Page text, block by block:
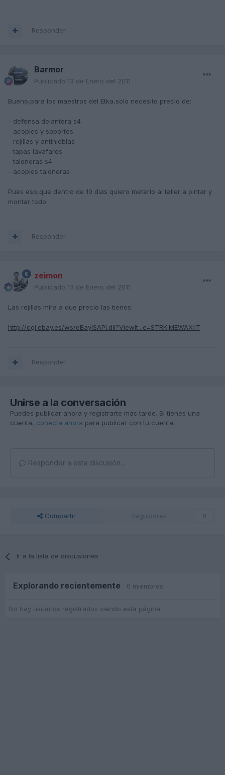
Responder
Barmor
Publicado 13 de Enero del 2011
Bueno,para los maestros del Etka,solo necesito precio de:
- defensa delantera s4
- acoples y soportes
- rejillas y antinieblas
- tapas lavafaros
- taloneras s4
- acoples taloneras
Pues eso,que dentro de 10 dias quiero meterlo al taller a pintar y
montar todo.
Responder
zeimon
Publicado 13 de Enero del 2011
Las rejillas mira a que precio las tienes:
http://cgi.ebay.es/ws/eBayISAPI.dll?ViewIt...e=STRK:MEWAX:IT
Responder
Unirse a la conversación
Puedes publicar ahora y registrarte más tarde. Si tienes una
cuenta, conecta ahora para publicar con tu cuenta.
Responder a esta discusión...
Compartir Seguidores 0
Ir a la lista de discusiones
Explorando recientemente 0 miembros
No hay usuarios registrados viendo esta página.